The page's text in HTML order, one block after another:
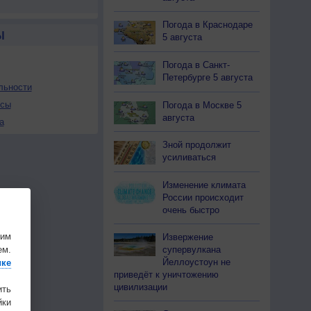
Погода в Краснодаре
5 августа
Погода в Санкт-
Петербурге 5 августа
Погода в Москве 5
августа
Зной продолжит
усиливаться
Изменение климата
России происходит
очень быстро
Извержение
супервулкана
Йеллоустоун не
приведёт к уничтожению
цивилизации